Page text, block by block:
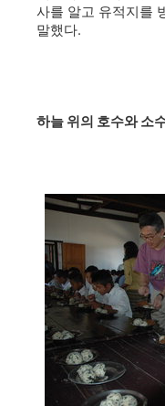
사를 알고 유적지를
말했다.
하늘 위의 호수와 소